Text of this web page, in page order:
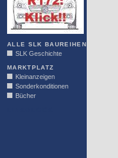
ALLE SLK BAUREIHEN
SLK Geschichte
MARKTPLATZ
Kleinanzeigen
Sonderkonditionen
Bücher